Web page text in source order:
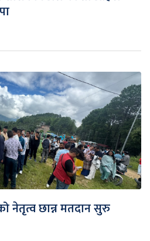
नेतृत्व छान्न मतदान सुरु